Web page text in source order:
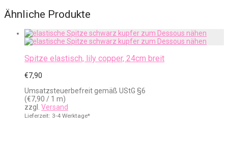
Ähnliche Produkte
Spitze elastisch, lily copper, 24cm breit
€7,90
Umsatzsteuerbefreit gemäß UStG §6
(€7,90 / 1 m)
zzgl. Versand
Lieferzeit: 3-4 Werktage*